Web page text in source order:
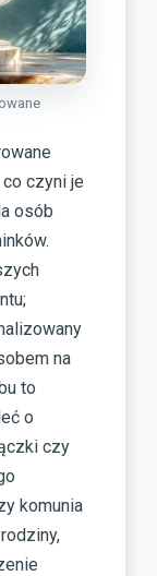
czyni je
osób
na
to
o
czy
komunia